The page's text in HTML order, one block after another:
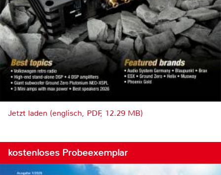
Jetzt laden (englisch, PDF, 12.29 MB)
kostenloses Probeexemplar